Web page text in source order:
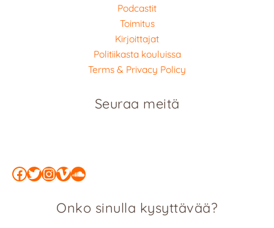
Podcastit
Toimitus
Kirjoittajat
Politiikasta kouluissa
Terms & Privacy Policy
Seuraa meitä
Facebook
Twitter
Instagram
Vimeo
SoundCloud
Onko sinulla kysyttävää?